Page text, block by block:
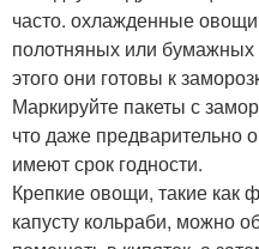
часто. охлажденные
полотняных или бумажных
этого они готовы к
Маркируйте пакеты с
что даже предварительно
имеют срок годности.
Крепкие овощи, такие как
капусту кольраби, можно